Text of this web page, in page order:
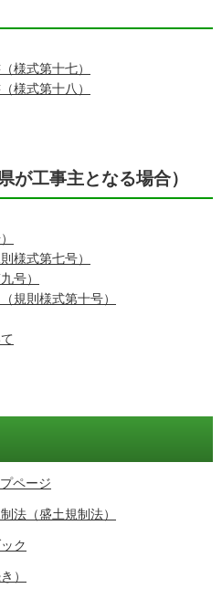
様式第十七）
様式第十八）
が工事主となる場合）
様式第七号）
号）
規則様式第十号）
ページ
法（盛土規制法）
ク
）